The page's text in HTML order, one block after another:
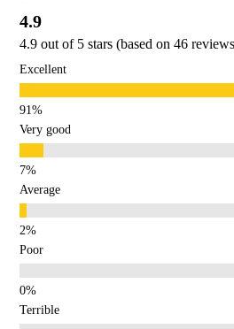
4.9
4.9 out of 5 stars (based on 46
Excellent
Very good
Average
Poor
Terrible